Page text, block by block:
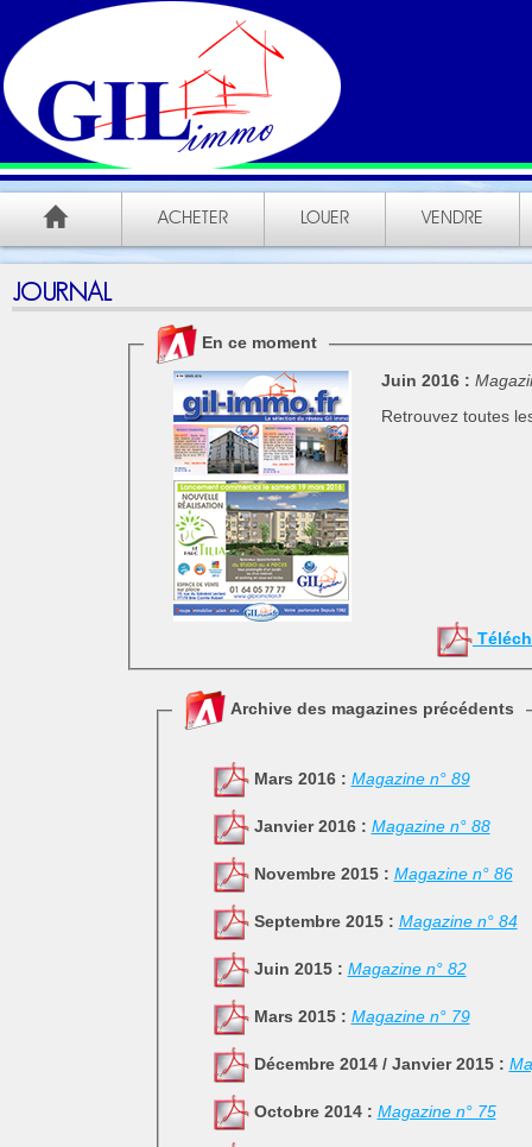
ACHETER LOUER VENDRE
JOURNAL
En ce moment
Juin 2016 :
Retrouvez toutes
Archive des magazines précédents
Mars 2016 : Magazine n° 89
Janvier 2016 : Magazine n° 88
Novembre 2015 : Magazine n° 86
Septembre 2015 : Magazine n° 84
Juin 2015 : Magazine n° 82
Mars 2015 : Magazine n° 79
Décembre 2014 / Janvier 2015 :
Octobre 2014 : Magazine n° 75